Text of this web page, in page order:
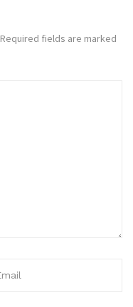
Required fields are marked